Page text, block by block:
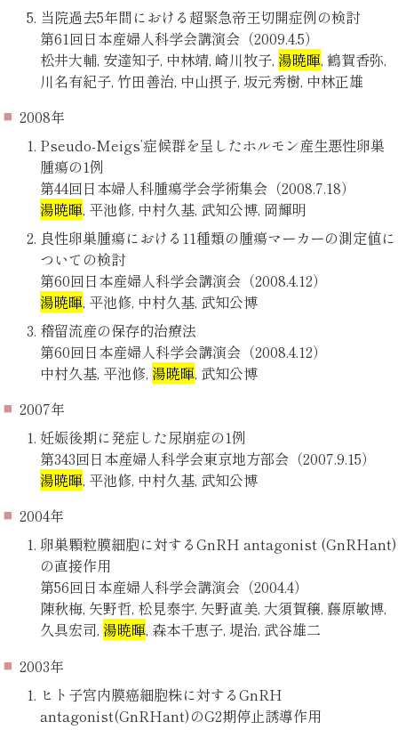
当院過去5年間における超緊急帝王切開症例の検討
第61回日本産婦人科学会講演会（2009.4.5）
松井大輔, 安達知子, 中林靖, 崎川牧子, 湯暁暉, 鶴賀香弥,
川名有紀子, 竹田善治, 中山摂子, 坂元秀樹, 中林正雄
2008年
Pseudo-Meigs’症候群を呈したホルモン産生悪性卵巣
腫瘍の1例
第44回日本婦人科腫瘍学会学術集会（2008.7.18）
湯暁暉, 平池修, 中村久基, 武知公博, 岡輝明
良性卵巣腫瘍における11種類の腫瘍マーカーの測定値に
ついての検討
第60回日本産婦人科学会講演会（2008.4.12）
湯暁暉, 平池修, 中村久基, 武知公博
稽留流産の保存的治療法
第60回日本産婦人科学会講演会（2008.4.12）
中村久基, 平池修, 湯暁暉, 武知公博
2007年
妊娠後期に発症した尿崩症の1例
第343回日本産婦人科学会東京地方部会（2007.9.15）
湯暁暉, 平池修, 中村久基, 武知公博
2004年
卵巣顆粒膜細胞に対するGnRH antagonist (GnRHant)
の直接作用
第56回日本産婦人科学会講演会（2004.4）
陳秋梅, 矢野哲, 松見泰宇, 矢野直美, 大須賀穣, 藤原敏博,
久具宏司, 湯暁暉, 森本千恵子, 堤治, 武谷雄二
2003年
ヒト子宮内膜癌細胞株に対するGnRH
antagonist(GnRHant)のG2期停止誘導作用